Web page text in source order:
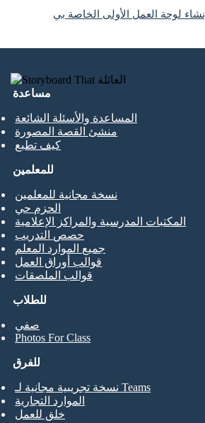
إنشاء لوحة العمل الأولى الخاصة بي
مساعدة
المساعدة والأسئلة الشائعة
منشئ القصة المصورة
كيف تطبع
للطلاب
صفي
Photos For Class
للمعلمين
نسخة مجانية للمعلمين
الحزم حي
المكتبات المدرسية والمراكز الإعلامية
حصص التدريب
جميع الموارد المعلم
قوالب أوراق العمل
قوالب الملصقات
للفرق
نسخة تجريبية مجانية لـ Teams
الموارد التجارية
خلق للعمل